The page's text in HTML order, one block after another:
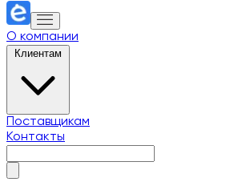
О компании
Клиентам
Поставщикам
Контакты